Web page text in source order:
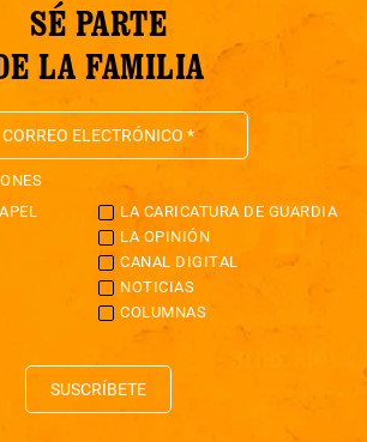
SÉ PARTE
LA FAMILIA
LA CARICATURA DE GUARDIA
LA OPINIÓN
CANAL DIGITAL
NOTICIAS
COLUMNAS
SUSCRÍBETE